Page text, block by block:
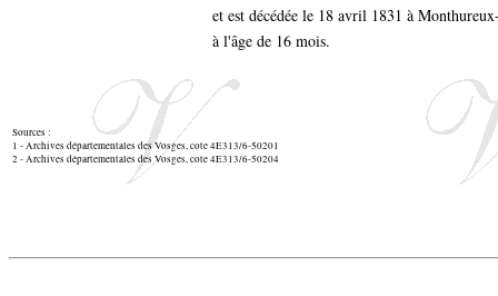
et est décédée le 18 avril 1831 à
à l'âge de 16 mois.
Sources :
1 - Archives départementales des Vosges, cote 4E313/6-50201
2 - Archives départementales des Vosges, cote 4E313/6-50204